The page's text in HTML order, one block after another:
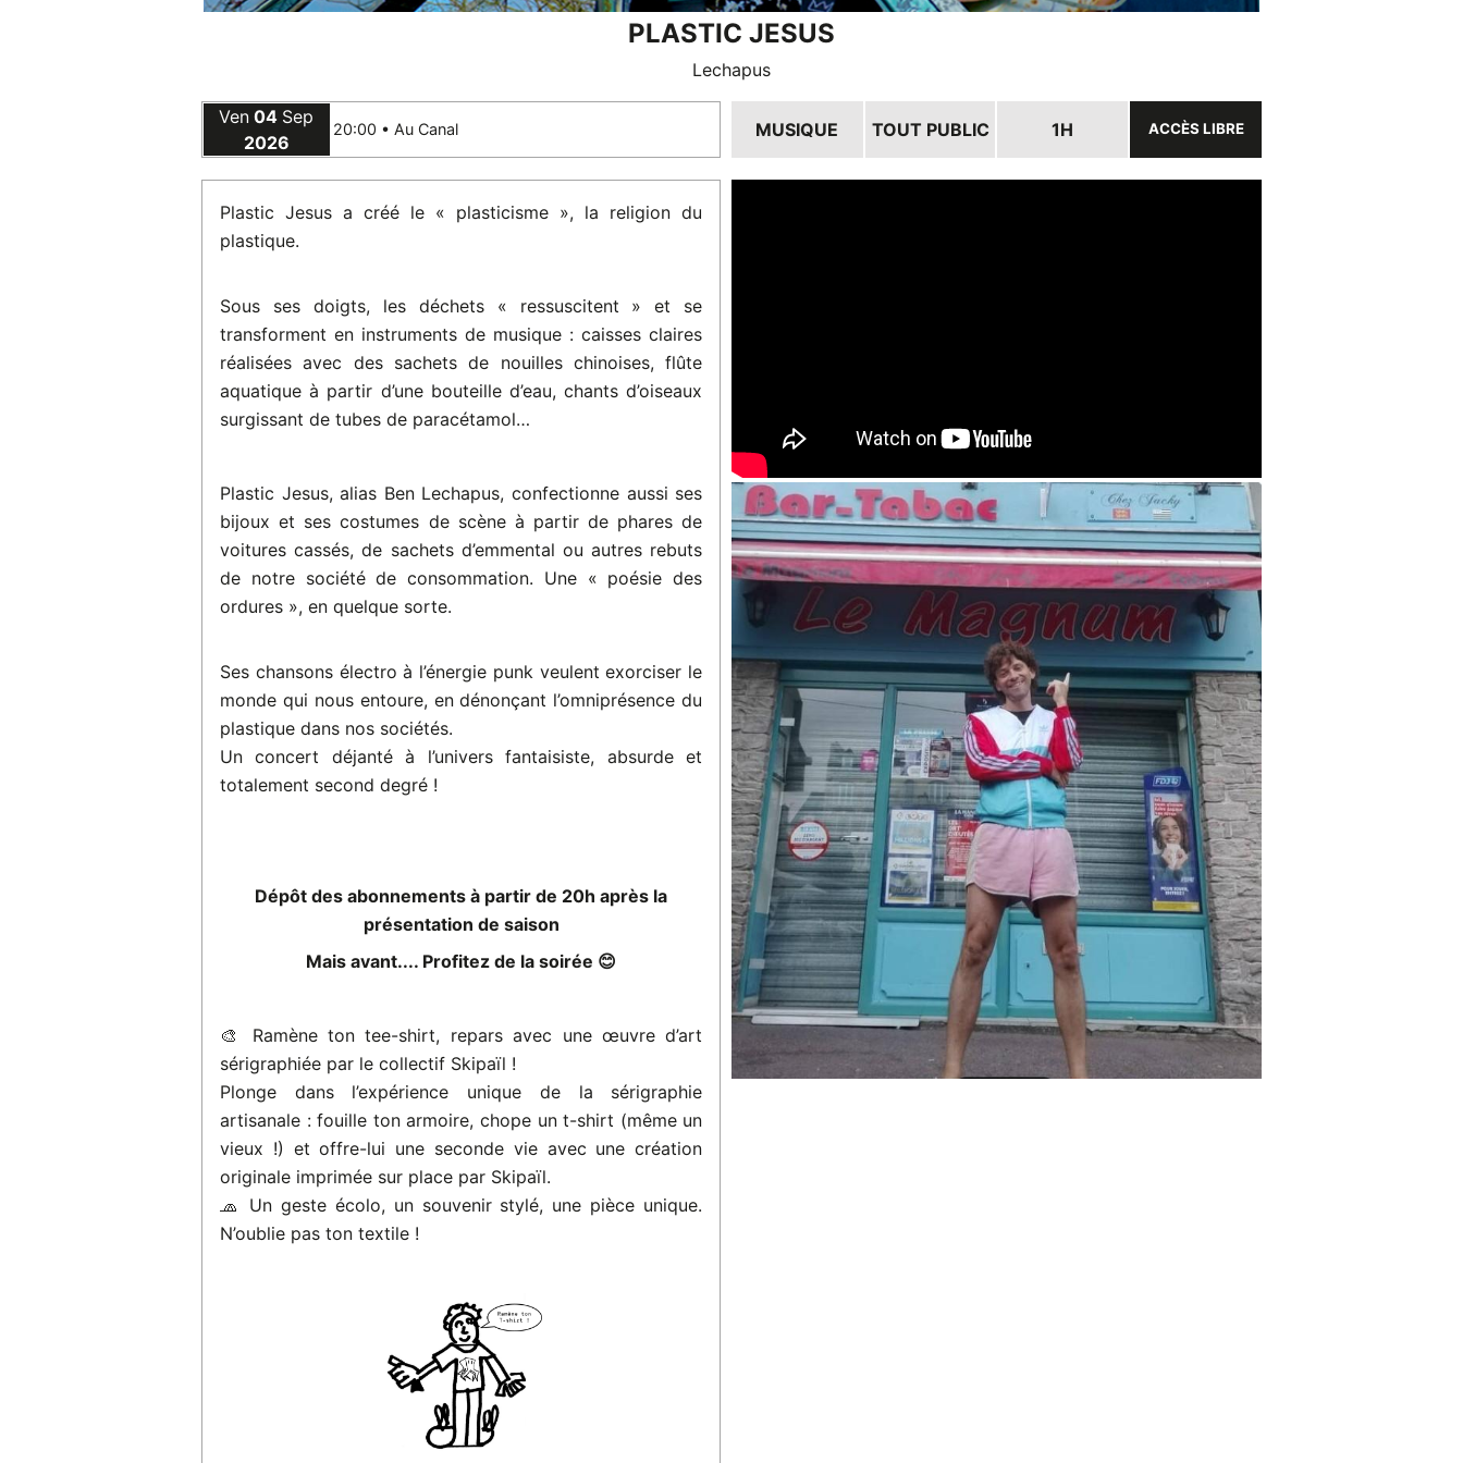
PLASTIC JESUS
Lechapus
Ven 04 Sep
2026
20:00 • Au Canal MUSIQUE TOUT PUBLIC 1H ACCÈS LIBRE
Plastic Jesus a créé le « plasticisme », la religion du
plastique.
Sous ses doigts, les déchets « ressuscitent » et se
transforment en instruments de musique : caisses claires
réalisées avec des sachets de nouilles chinoises, flûte
aquatique à partir d’une bouteille d’eau, chants d’oiseaux
surgissant de tubes de paracétamol…
Plastic Jesus, alias Ben Lechapus, confectionne aussi ses
bijoux et ses costumes de scène à partir de phares de
voitures cassés, de sachets d’emmental ou autres rebuts
de notre société de consommation. Une « poésie des
ordures », en quelque sorte.
Ses chansons électro à l’énergie punk veulent exorciser le
monde qui nous entoure, en dénonçant l’omniprésence du
plastique dans nos sociétés.
Un concert déjanté à l’univers fantaisiste, absurde et
totalement second degré !
Dépôt des abonnements à partir de 20h après la
présentation de saison
Mais avant.... Profitez de la soirée 😊
🎨 Ramène ton tee-shirt, repars avec une œuvre d’art
sérigraphiée par le collectif Skipaïl !
Plonge dans l’expérience unique de la sérigraphie
artisanale : fouille ton armoire, chope un t-shirt (même un
vieux !) et offre-lui une seconde vie avec une création
originale imprimée sur place par Skipaïl.
🧢 Un geste écolo, un souvenir stylé, une pièce unique.
N’oublie pas ton textile !